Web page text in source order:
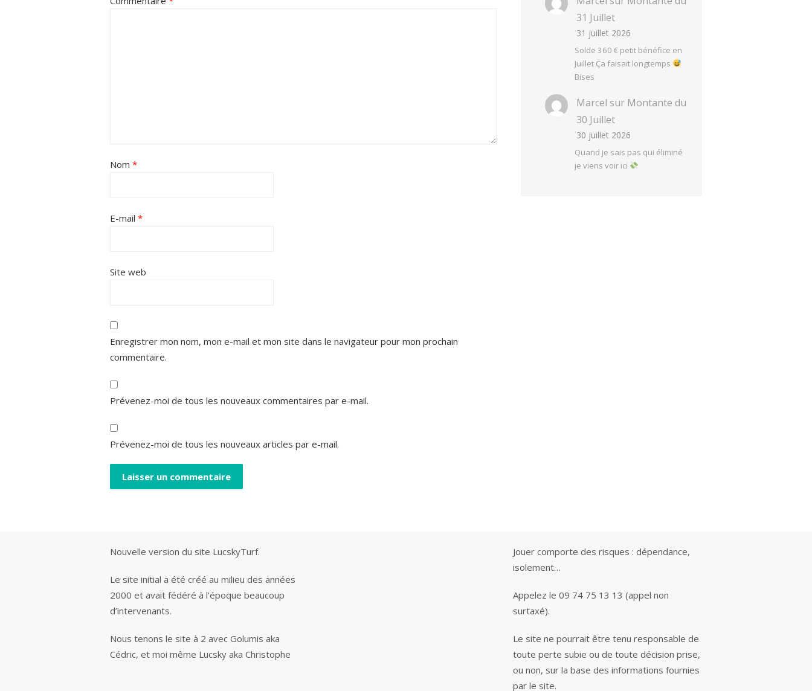
Nom *
E-mail *
Site web
Enregistrer mon nom, mon e-mail et mon site dans le navigateur pour mon prochain
commentaire.
Prévenez-moi de tous les nouveaux commentaires par e-mail.
Prévenez-moi de tous les nouveaux articles par e-mail.
31 Juillet
31 juillet 2026
Solde 360 € petit bénéfice en
Juillet Ça faisait longtemps
Bises
Marcel sur Montante du
30 Juillet
30 juillet 2026
Quand je sais pas qui éliminé
je viens voir ici
Nouvelle version du site LucskyTurf.
Le site initial a été créé au milieu des années
2000 et avait fédéré à l’époque beaucoup
d’intervenants.
Nous tenons le site à 2 avec Golumis aka
Cédric, et moi même Lucsky aka Christophe
Jouer comporte des risques : dépendance,
isolement…
Appelez le 09 74 75 13 13 (appel non
surtaxé).
Le site ne pourrait être tenu responsable de
toute perte subie ou de toute décision prise,
ou non, sur la base des informations fournies
par le site.